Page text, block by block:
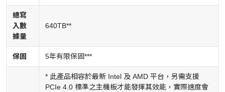
總寫
入數
據量
640TB**
保固 5年有限保固***
* 此產品相容於最新 Intel 及 AMD 平台，另需支援
PCIe 4.0 標準之主機板才能發揮其效能，實際速度會